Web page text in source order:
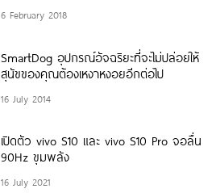
6 February 2018
SmartDog อุปกรณ์อัจฉริยะที่จะไม่ปล่อยให้
สุนัขของคุณต้องเหงาหงอยอีกต่อไป
16 July 2014
เปิดตัว vivo S10 และ vivo S10 Pro จอลื่น
90Hz ขุมพลัง
16 July 2021